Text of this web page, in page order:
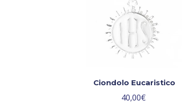
Ciondolo Eucaristico
40,00€